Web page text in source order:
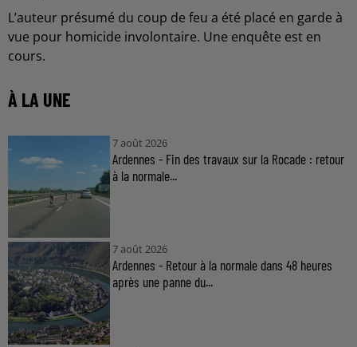
L’auteur présumé du coup de feu a été placé en garde à
vue pour homicide involontaire. Une enquête est en
cours.
À LA UNE
7 août 2026
Ardennes - Fin des travaux sur la Rocade : retour
à la normale...
7 août 2026
Ardennes - Retour à la normale dans 48 heures
après une panne du...